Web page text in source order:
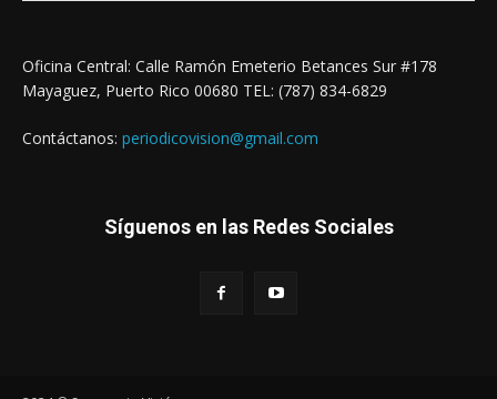
Oficina Central: Calle Ramón Emeterio Betances Sur #178
Mayaguez, Puerto Rico 00680 TEL: (787) 834-6829
Contáctanos: periodicovision@gmail.com
Síguenos en las Redes Sociales